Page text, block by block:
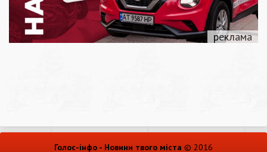
Голос-інфо - Новини твого міста © 2016